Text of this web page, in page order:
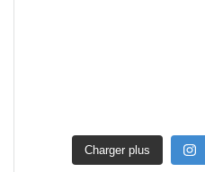
Charger plus